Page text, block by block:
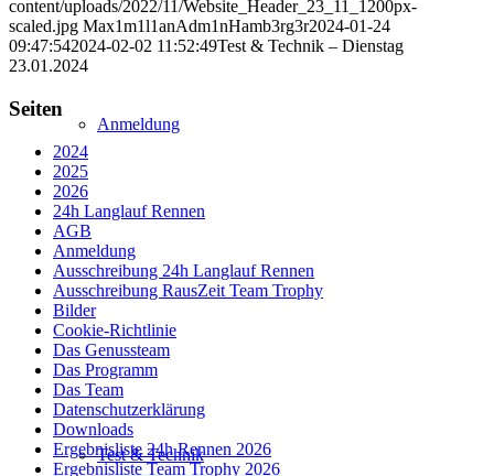
Anmeldung
Test & Technik
content/uploads/2022/11/Website_Header_23_11_1200px-
scaled.jpg Max1m1l1anAdm1nHamb3rg3r2024-01-24
09:47:542024-02-02 11:52:49Test & Technik – Dienstag
23.01.2024
Seiten
2024
2025
2026
24h Langlauf Rennen
AGB
Anmeldung
Ausschreibung 24h Langlauf Rennen
Ausschreibung RausZeit Team Trophy
Bilder
Cookie-Richtlinie
Das Genussteam
Das Programm
Das Team
Datenschutzerklärung
Downloads
Ergebnisliste 24h Rennen 2026
Ergebnisliste Team Trophy 2026